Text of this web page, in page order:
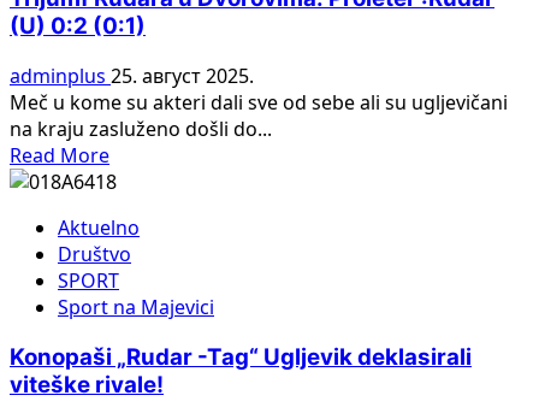
Međunarodnom
turniru
“Korčula
2025”
(U) 0:2 (0:1)
adminplus 25. август 2025.
Meč u kome su akteri dali sve od sebe ali su ugljevičani
na kraju zasluženo došli do...
Read MoreRead
more
Trijumf
Rudara
u
Dvorovima:
:Rudar
(U)
Aktuelno
Društvo
SPORT
Sport na Majevici
Konopaši „Rudar -Tag“ Ugljevik deklasirali
viteške rivale!